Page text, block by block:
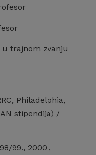
u trajnom zvanju
Philadelphia,
stipendija) /
99., 2000.,